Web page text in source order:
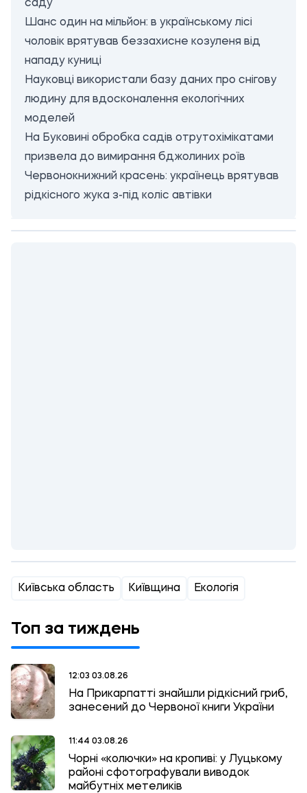
саду
Шанс один на мільйон: в українському лісі
чоловік врятував беззахисне козуленя від
нападу куниці
Науковці використали базу даних про снігову
людину для вдосконалення екологічних
моделей
На Буковині обробка садів отрутохімікатами
призвела до вимирання бджолиних роїв
Червонокнижний красень: українець врятував
рідкісного жука з-під коліс автівки
Київська область Київщина Екологія
Топ за тиждень
12:03 03.08.26
На Прикарпатті знайшли рідкісний гриб,
занесений до Червоної книги України
11:44 03.08.26
Чорні «колючки» на кропиві: у Луцькому
районі сфотографували виводок
майбутніх метеликів